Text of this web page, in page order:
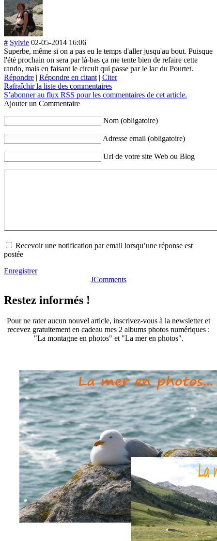
# Sylvie 02-05-2014 16:06
Superbe, même si on a pas eu le temps d'aller jusqu'au bout. Puisque
l'été prochain on sera par là-bas ça me tente bien de refaire cette
rando, mais en faisant le circuit qui passe par le lac du Pourtet.
Répondre | Répondre en citant | Citer
Rafraîchir la liste des commentaires
S’abonner au flux RSS pour les commentaires de cet article.
Ajouter un Commentaire
Nom (obligatoire)
Adresse email (obligatoire)
Url de votre site Web ou Blog
Recevoir une notification par email lorsqu’une réponse est
postée
Enregistrer
JComments
Restez informés !
Pour ne rater aucun nouvel article, inscrivez-vous à la newsletter et
recevez gratuitement en cadeau mes 2 albums photos numériques :
"La montagne en photos" et "La mer en photos".